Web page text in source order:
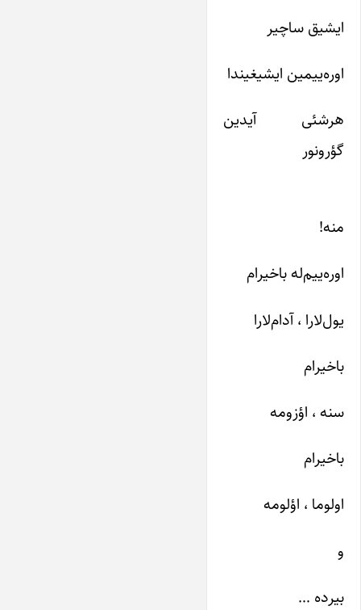
ایشیق ساچیر
اوره‌ییمین ایشیغیندا
هرشئی آیدین
گؤرونور
منه!
اوره‌ییم‌له باخیرام
یول‌لارا ، آدام‌لارا
باخیرام
سنه ، اؤزومه
باخیرام
اولوما ، اؤلومه
و
بیرده …